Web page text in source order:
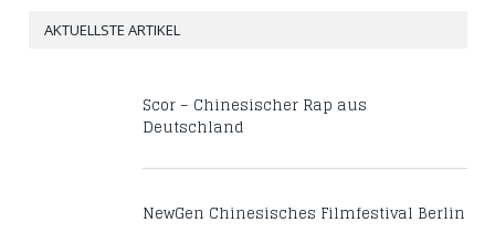
AKTUELLSTE ARTIKEL
Scor – Chinesischer Rap aus
Deutschland
NewGen Chinesisches Filmfestival Berlin